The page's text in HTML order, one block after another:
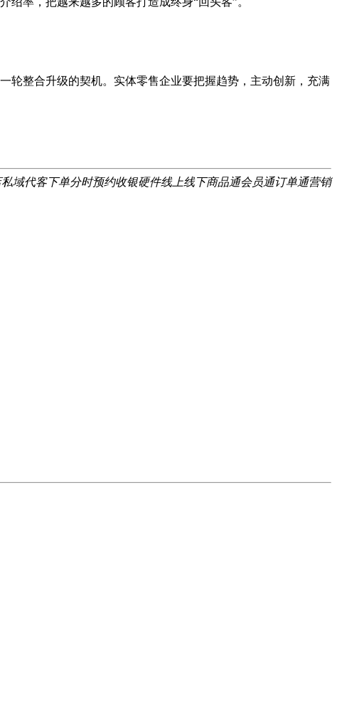
整合升级的契机。实体零售企业要把握趋势，主动创新，充满
域代客下单分时预约收银硬件线上线下商品通会员通订单通营销